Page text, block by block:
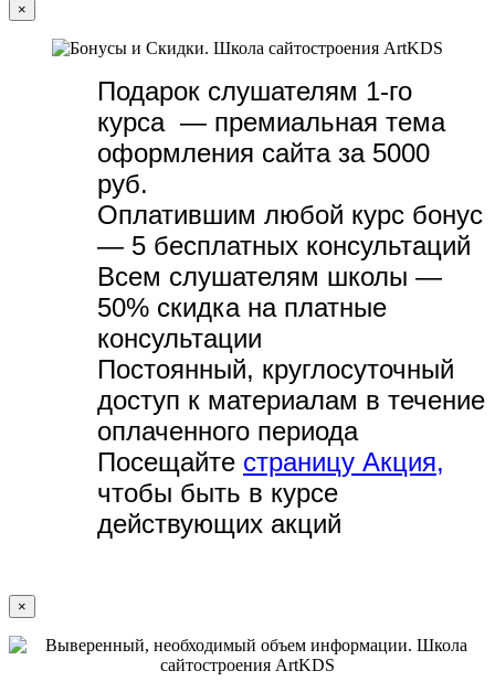
×
Подарок слушателям 1-го
курса — премиальная тема
оформления сайта за 5000
руб.
Оплатившим любой курс бонус
— 5 бесплатных консультаций
Всем слушателям школы —
50% скидка на платные
консультации
Постоянный, круглосуточный
доступ к материалам в течение
оплаченного периода
Посещайте страницу Акция,
чтобы быть в курсе
действующих акций
×